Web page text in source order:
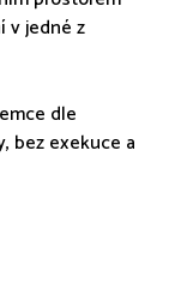
v jedné z
dle
bez exekuce a